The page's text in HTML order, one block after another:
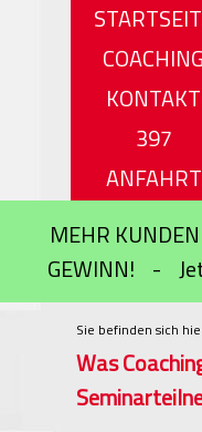
COACHING
KONTAKT
397
ANFAHRT
MEHR
GEWINN! -
Sie befinden sich
Was